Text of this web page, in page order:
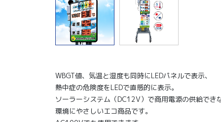
WBGT値、気温と湿度も同時にLEDパネルで表示、
熱中症の危険度をLEDで直感的に表示。
ソーラーシステム（DC12V）で商用電源の供給でき
環境にやさしいエコ商品です。